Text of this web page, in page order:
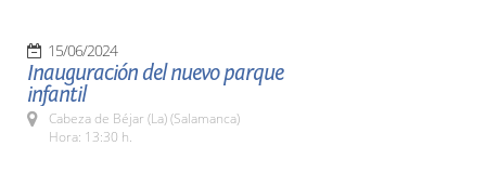
15/06/2024
Inauguración del nuevo parque
infantil
Cabeza de Béjar (La) (Salamanca)
Hora: 13:30 h.